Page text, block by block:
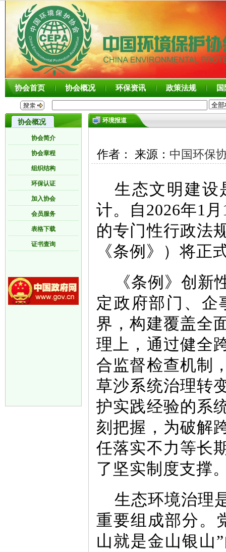
协会首页 协会概况 环保资讯 政策法规
协会概况
协会简介
协会章程
组织结构
环保认证
加入协会
会员服务
表格下载
证书查询
环境报道
作者： 来源： 中国环保
生态文明建设
计。自2026年1
的专门性行政法
《条例》）将正
《条例》创
定政府部门、企
界，构建覆盖全
理上，通过健全
合监督检查机制
草沙系统治理转
护实践经验的系
刻把握，为破解
任落实不力等长
了坚实制度支撑
生态环境治理
重要组成部分。
山就是金山银山